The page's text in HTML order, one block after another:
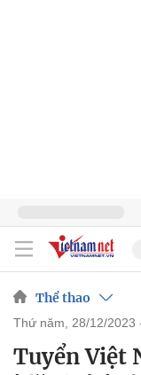
Thể thao
thứ năm, 28/12/2023
Tuyển Việt